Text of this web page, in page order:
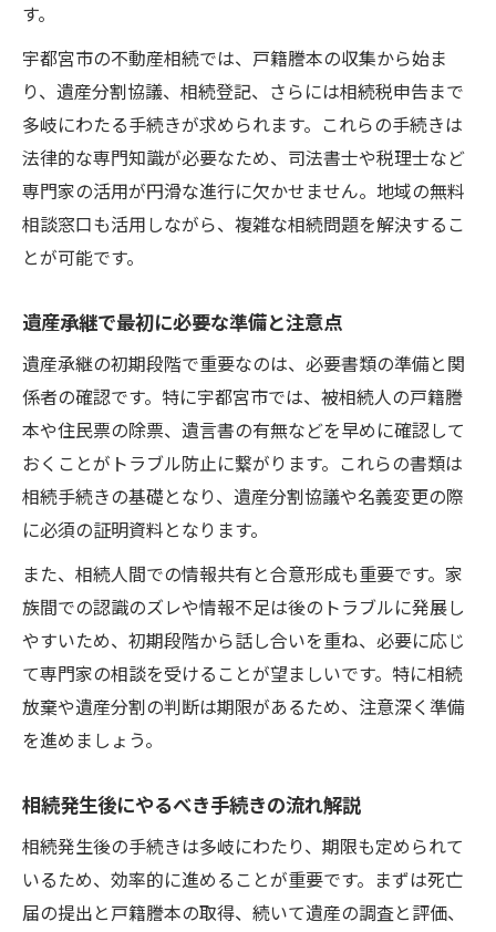
司法書士依頼時の費用と無料相談の活用術
遺産承継を円滑にする専門家連携のポイン
ト
相続手続きの負担軽減へ司法書士の役割
名義変更や戸籍収集の実務ポイント解説
不動産相続で必要な名義変更手続きの流れ
戸籍謄本収集時に注意すべき実務ポイント
宇都宮市の不動産相続で戸籍収集が重要な
理由
遺産承継に欠かせない名義変更の注意点
相続放棄を検討する際の注意点とは
不動産相続で相続放棄を選ぶ際の判断基準
三ヶ月ルールと相続放棄手続きのタイミン
相続放棄を検討する家族間での合意形成方
法
遺産承継中に相続放棄する際の必要書類一
覧
宇都宮市で相続放棄手続きを進める流れ
遺産承継で家族間合意を得るための話し合
い方
不動産相続を円滑に進める合意形成のステ
ップ
す。
宇都宮市の不動産相続では、戸籍謄本の収集から始ま
り、遺産分割協議、相続登記、さらには相続税申告まで
多岐にわたる手続きが求められます。これらの手続きは
法律的な専門知識が必要なため、司法書士や税理士など
専門家の活用が円滑な進行に欠かせません。地域の無料
相談窓口も活用しながら、複雑な相続問題を解決するこ
とが可能です。
遺産承継で最初に必要な準備と注意点
遺産承継の初期段階で重要なのは、必要書類の準備と関
係者の確認です。特に宇都宮市では、被相続人の戸籍謄
本や住民票の除票、遺言書の有無などを早めに確認して
おくことがトラブル防止に繋がります。これらの書類は
相続手続きの基礎となり、遺産分割協議や名義変更の際
に必須の証明資料となります。
また、相続人間での情報共有と合意形成も重要です。家
族間での認識のズレや情報不足は後のトラブルに発展し
やすいため、初期段階から話し合いを重ね、必要に応じ
て専門家の相談を受けることが望ましいです。特に相続
放棄や遺産分割の判断は期限があるため、注意深く準備
を進めましょう。
相続発生後にやるべき手続きの流れ解説
相続発生後の手続きは多岐にわたり、期限も定められて
いるため、効率的に進めることが重要です。まずは死亡
届の提出と戸籍謄本の取得、続いて遺産の調査と評価、